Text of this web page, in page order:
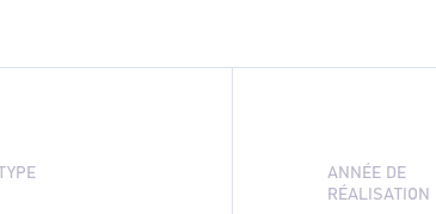
TYPE
ANNÉE DE
RÉALISATION